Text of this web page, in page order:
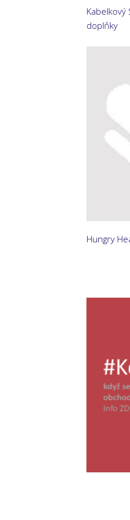
Kabelkový
doplňky
Hungry